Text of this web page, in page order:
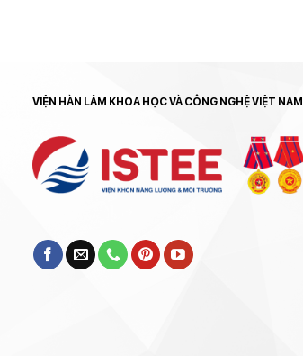
VIỆN HÀN LÂM KHOA HỌC VÀ CÔNG NGHỆ VIỆT NAM